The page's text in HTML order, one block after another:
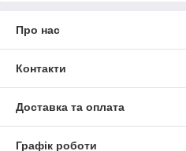
Про нас
Контакти
Доставка та оплата
Графік роботи